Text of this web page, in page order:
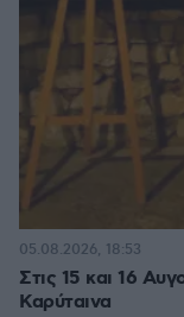
Στις 15 και 16
Καρύταινα
05.08.2026, 18:53